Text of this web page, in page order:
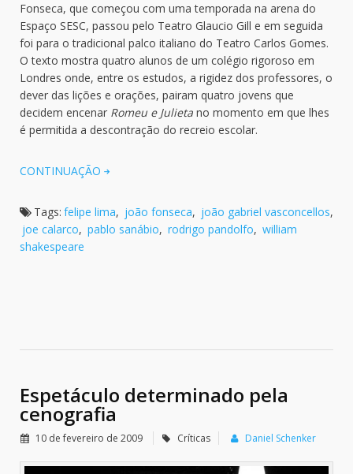
Fonseca, que começou com uma temporada na arena do
Espaço SESC, passou pelo Teatro Glaucio Gill e em seguida
foi para o tradicional palco italiano do Teatro Carlos Gomes.
O texto mostra quatro alunos de um colégio rigoroso em
Londres onde, entre os estudos, a rigidez dos professores, o
dever das lições e orações, pairam quatro jovens que
decidem encenar Romeu e Julieta no momento em que lhes
é permitida a descontração do recreio escolar.
CONTINUAÇÃO
Tags: felipe lima, joão fonseca, joão gabriel vasconcellos,
joe calarco, pablo sanábio, rodrigo pandolfo, william
shakespeare
Espetáculo determinado pela
cenografia
10 de fevereiro de 2009 Críticas Daniel Schenker